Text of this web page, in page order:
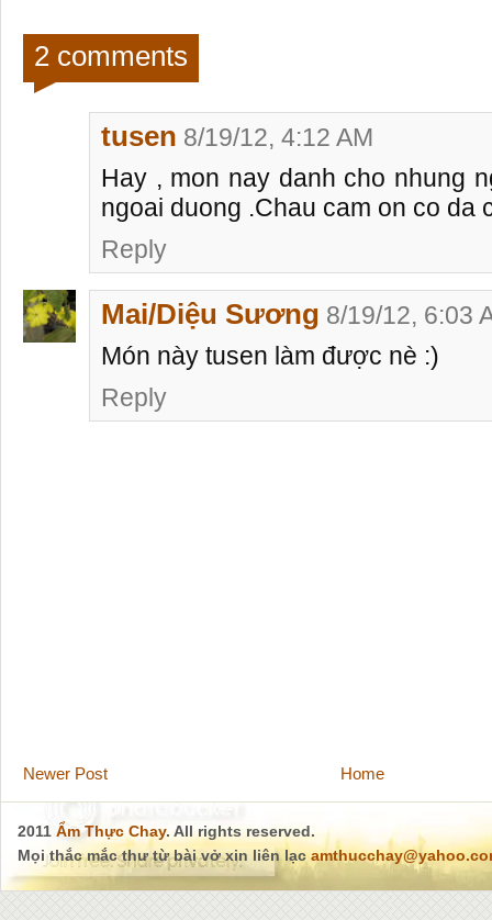
2 comments
tusen 8/19/12, 4:12 AM
Hay , mon nay danh cho nhung
ngoai duong .Chau cam on co da
Reply
Mai/Diệu Sương 8/19/12, 6:03
Món này tusen làm được nè :)
Reply
Newer Post Home
2011 Ẩm Thực Chay. All rights reserved.
Mọi thắc mắc thư từ bài vở xin liên lạc